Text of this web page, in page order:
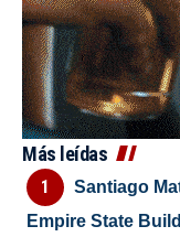
Más leídas
Santiago
Empire State